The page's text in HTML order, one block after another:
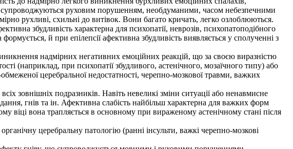
супроводжуються руховим порушенням, необдуманими, часом небезпечними
рухливі, схильні до витівок. Вони багато кричать, легко озлоблюються.
збудливість характерна для психопатії, неврозів, психопатоподібного
й при епілепсії афективна збудливість виявляється у сполученні з
надмірних негативних емоційних реакцій, що за своєю виразністю
(наприклад, при психопатії збудливого, астенічного, мозаїчного типу) або
церебральної недостатності, черепно-мозкової травми, важких
зовнішніх подразників. Навіть невеликі зміни ситуації або ненавмисне
гнів та ін. Афективна слабість найбільш характерна для важких форм
віці вона трапляється в основному при вираженому астенічному стані після
церебральну патологію (ранні інсульти, важкі черепно-мозкові